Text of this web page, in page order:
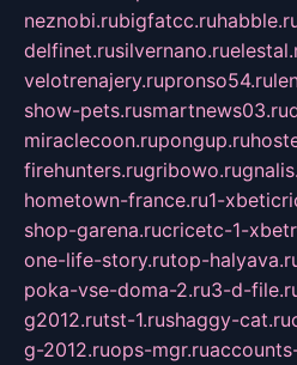
neznobi.rubigfatcc.ru
delfinet.rusilvernano.ru
velotrenajery.rupronso54.ru
show-pets.rusmartnews03.ru
miraclecoon.rupongup.ru
firehunters.rugribowo.ru
hometown-france.ru1-
shop-garena.rucricetc-1-
one-life-story.rutop-
poka-vse-doma-2.ru3-d-
g2012.rutst-1.rushaggy-cat.ru
g-2012.ruops-mgr.ru